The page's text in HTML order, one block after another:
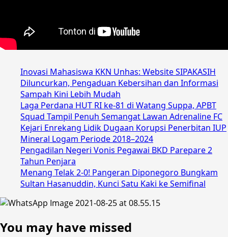
Inovasi Mahasiswa KKN Unhas: Website SIPAKASIH
Diluncurkan, Pengaduan Kebersihan dan Informasi
Sampah Kini Lebih Mudah
Laga Perdana HUT RI ke-81 di Watang Suppa, APBT
Squad Tampil Penuh Semangat Lawan Adrenaline FC
Kejari Enrekang Lidik Dugaan Korupsi Penerbitan IUP
Mineral Logam Periode 2018–2024
Pengadilan Negeri Vonis Pegawai BKD Parepare 2
Tahun Penjara
Menang Telak 2-0! Pangeran Diponegoro Bungkam
Sultan Hasanuddin, Kunci Satu Kaki ke Semifinal
You may have missed